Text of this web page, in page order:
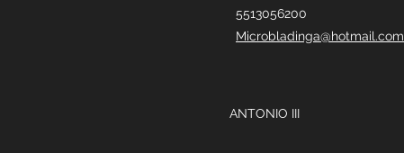
5513056200
Microbladinga@hotmail.com
ANTONIO III